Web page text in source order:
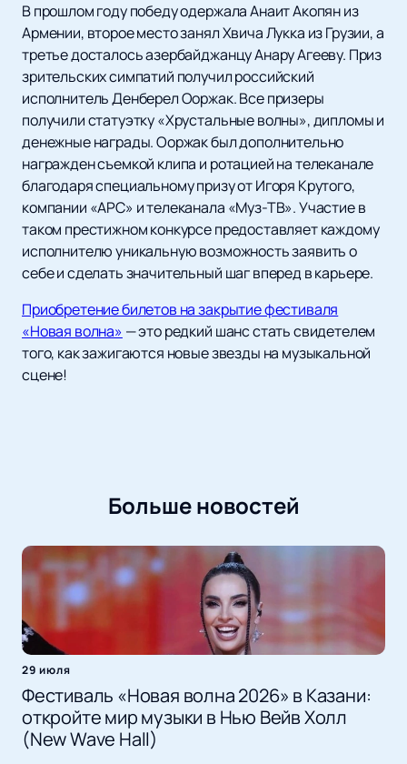
В прошлом году победу одержала Анаит Акопян из
Армении, второе место занял Хвича Лукка из Грузии, а
третье досталось азербайджанцу Анару Агееву. Приз
зрительских симпатий получил российский
исполнитель Денберел Ооржак. Все призеры
получили статуэтку «Хрустальные волны», дипломы и
денежные награды. Ооржак был дополнительно
награжден съемкой клипа и ротацией на телеканале
благодаря специальному призу от Игоря Крутого,
компании «АРС» и телеканала «Муз-ТВ». Участие в
таком престижном конкурсе предоставляет каждому
исполнителю уникальную возможность заявить о
себе и сделать значительный шаг вперед в карьере.
Приобретение билетов на закрытие фестиваля
«Новая волна» — это редкий шанс стать свидетелем
того, как зажигаются новые звезды на музыкальной
сцене!
Больше новостей
29 июля
Фестиваль «Новая волна 2026» в Казани:
откройте мир музыки в Нью Вейв Холл
(New Wave Hall)